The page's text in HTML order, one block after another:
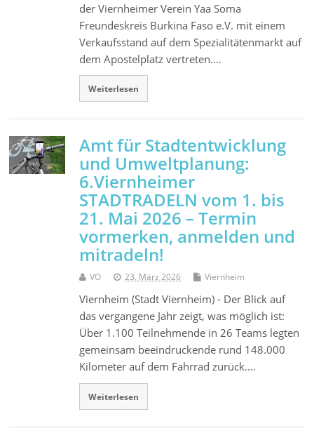
der Viernheimer Verein Yaa Soma
Freundeskreis Burkina Faso e.V. mit einem
Verkaufsstand auf dem Spezialitätenmarkt auf
dem Apostelplatz vertreten.…
Weiterlesen
Amt für Stadtentwicklung
und Umweltplanung:
6.Viernheimer
STADTRADELN vom 1. bis
21. Mai 2026 – Termin
vormerken, anmelden und
mitradeln!
VO 23. März 2026 Viernheim
Viernheim (Stadt Viernheim) - Der Blick auf
das vergangene Jahr zeigt, was möglich ist:
Über 1.100 Teilnehmende in 26 Teams legten
gemeinsam beeindruckende rund 148.000
Kilometer auf dem Fahrrad zurück.…
Weiterlesen